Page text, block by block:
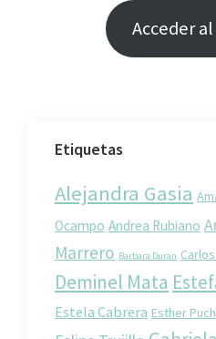
Acceder
Etiquetas
Alejandra Gasia
Ocampo Andrea Rubiano
Marrero Barbara Duran
Deminel Mata
Estela Cabrera Esther